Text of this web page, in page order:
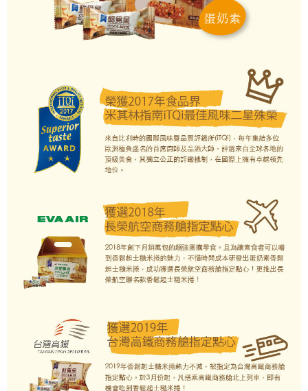
請求用戶進行身份認證。
５．嚴禁一人註冊多個帳號或使用他人資訊註冊。若發現惡意使用之情形，
恩沛科技股份有限公司將有權停止該用戶之使用額度並採取法律行動。